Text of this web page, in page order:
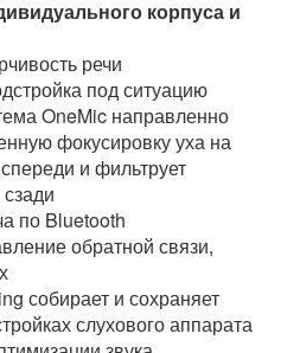
корпуса и
речи
под ситуацию
OneMic направленно
фокусировку уха на
и фильтрует
по Bluetooth
обратной связи,
собирает и сохраняет
слухового аппарата